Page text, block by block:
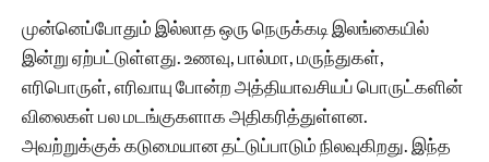
முன்னெப்போதும் இல்லாத‌ ஒரு நெருக்கடி இலங்கையில்
இன்று ஏற்பட்டுள்ளது. உணவு, பால்மா, மருந்துகள்,
எரிபொருள், எரிவாயு போன்ற‌ அத்தியாவசியப் பொருட்களின்
விலைகள் பல மடங்குகளாக அதிகரித்துள்ளன.
அவற்றுக்குக் கடுமையான தட்டுப்பாடும் நிலவுகிறது. இந்த